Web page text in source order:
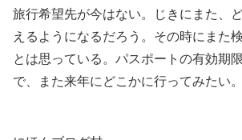
旅行希望先が今はない。じきにまた、
えるようになるだろう。その時にまた
とは思っている。パスポートの有効期
で、また来年にどこかに行ってみたい。